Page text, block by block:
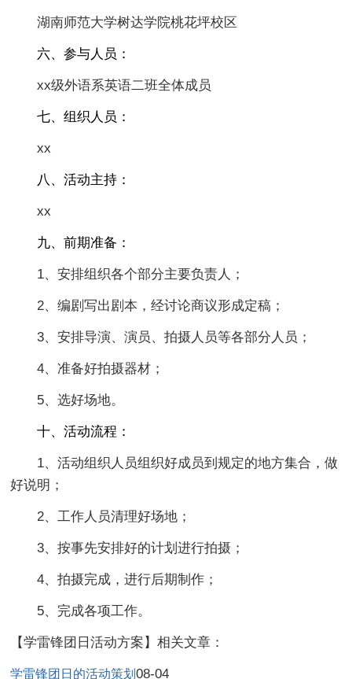
湖南师范大学树达学院桃花坪校区
六、参与人员：
xx级外语系英语二班全体成员
七、组织人员：
xx
八、活动主持：
xx
九、前期准备：
1、安排组织各个部分主要负责人；
2、编剧写出剧本，经讨论商议形成定稿；
3、安排导演、演员、拍摄人员等各部分人员；
4、准备好拍摄器材；
5、选好场地。
十、活动流程：
1、活动组织人员组织好成员到规定的地方集合，做
好说明；
2、工作人员清理好场地；
3、按事先安排好的计划进行拍摄；
4、拍摄完成，进行后期制作；
5、完成各项工作。
【学雷锋团日活动方案】相关文章：
学雷锋团日的活动策划08-04